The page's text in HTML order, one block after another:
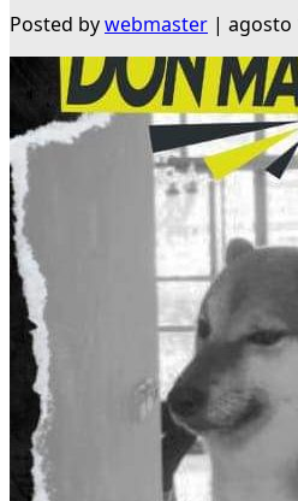
Posted bywebmaster | agosto